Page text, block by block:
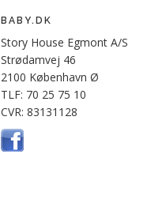
BABY.DK
Story House Egmont A/S
Strødamvej 46
2100 København Ø
TLF: 70 25 75 10
CVR: 83131128